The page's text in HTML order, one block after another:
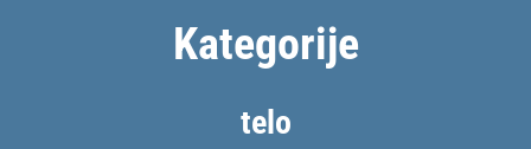
Kategorije
telo